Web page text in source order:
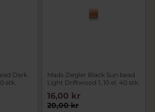
Dark
stk.
Mads Ziegler Black Sun bead
Light Driftwood 1, 10 el. 40 stk.
20,00 kr
16,00 kr